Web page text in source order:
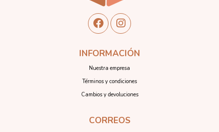
INFORMACIÓN
Nuestra empresa
Términos y condiciones
Cambios y devoluciones
CORREOS